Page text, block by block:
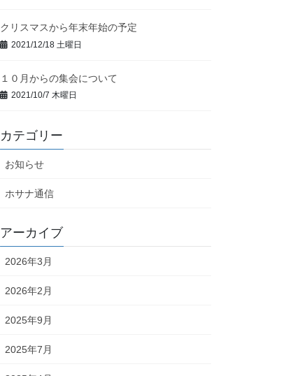
クリスマスから年末年始の予定
2021/12/18 土曜日
１０月からの集会について
2021/10/7 木曜日
カテゴリー
お知らせ
ホサナ通信
アーカイブ
2026年3月
2026年2月
2025年9月
2025年7月